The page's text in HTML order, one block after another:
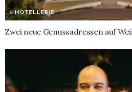
HOTELLERIE
Zwei neue Genussadressen auf